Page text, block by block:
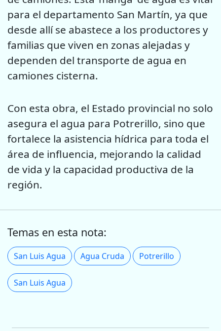
para el departamento San Martín, ya que
desde allí se abastece a los productores y
familias que viven en zonas alejadas y
dependen del transporte de agua en
camiones cisterna.
Con esta obra, el Estado provincial no solo
asegura el agua para Potrerillo, sino que
fortalece la asistencia hídrica para toda el
área de influencia, mejorando la calidad
de vida y la capacidad productiva de la
región.
Temas en esta nota:
San Luis Agua Agua Cruda Potrerillo
San Luis Agua